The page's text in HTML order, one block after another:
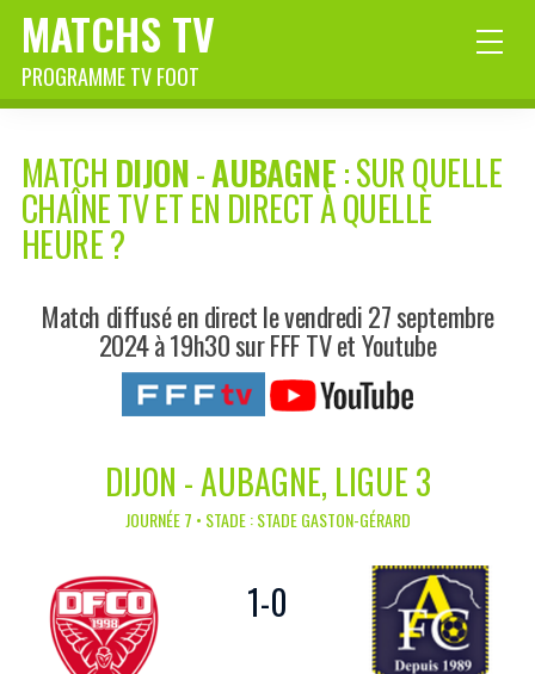
MATCHS TV
PROGRAMME TV FOOT
MATCH DIJON-AUBAGNE: SUR QUELLE
CHAÎNE TV ET EN DIRECT À QUELLE
HEURE ?
Match diffusé en direct le vendredi 27 septembre
2024 à 19h30 sur FFF TV et Youtube
DIJON - AUBAGNE, LIGUE 3
JOURNÉE 7 • STADE : STADE GASTON-GÉRARD
1-0